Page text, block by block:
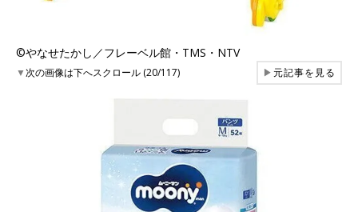
©︎やなせたかし／フレーベル館・TMS・NTV
▼次の画像は下へスクロール (20/117) ▶元記事を見る